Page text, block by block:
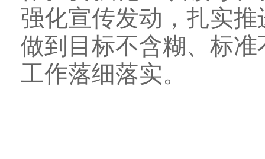
强化宣传发动，扎实
做到目标不含糊、标
工作落细落实。